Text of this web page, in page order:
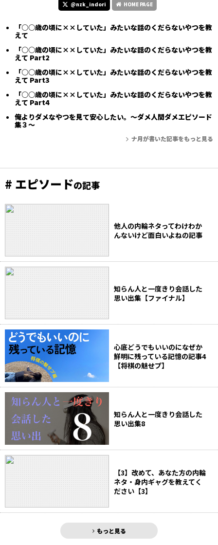
@nzk_indori HOME PAGE
「○○歳の頃に××していた」みたいな話のくだらないやつを教
えて
「○○歳の頃に××していた」みたいな話のくだらないやつを教
えて Part2
「○○歳の頃に××していた」みたいな話のくだらないやつを教
えて Part3
「○○歳の頃に××していた」みたいな話のくだらないやつを教
えて Part4
俺よりダメなやつを見て安心したい。〜ダメ人間ダメエピソード
集３〜
ナ月が書いた記事をもっと見る
# エピソードの記事
他人の内輪ネタってわけわか
んないけど面白いよねの記事
知らん人と一度きり会話した
思い出集【ファイナル】
心底どうでもいいのになぜか
鮮明に残っている記憶の記事4
【将棋の魅せプ】
知らん人と一度きり会話した
思い出集8
【3】改めて、あなた方の内輪
ネタ・身内ギャグを教えてく
ださい【3】
もっと見る